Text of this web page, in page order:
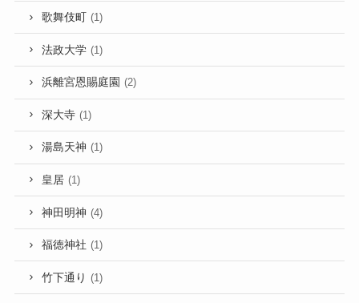
歌舞伎町 (1)
法政大学 (1)
浜離宮恩賜庭園 (2)
深大寺 (1)
湯島天神 (1)
皇居 (1)
神田明神 (4)
福徳神社 (1)
竹下通り (1)